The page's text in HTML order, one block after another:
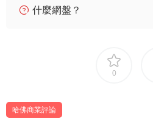
什麼網盤？
0
哈佛商業評論